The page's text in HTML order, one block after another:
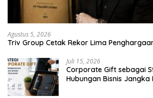
Agustus 5, 2026
Triv Group Cetak Rekor Lima
Juli 15, 2026
Corporate Gift sebagai
Hubungan Bisnis Jangka